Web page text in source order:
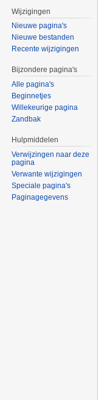
Wijzigingen
Nieuwe pagina's
Nieuwe bestanden
Recente wijzigingen
Bijzondere pagina's
Alle pagina's
Beginnetjes
Willekeurige pagina
Zandbak
Hulpmiddelen
Verwijzingen naar deze
pagina
Verwante wijzigingen
Speciale pagina's
Paginagegevens